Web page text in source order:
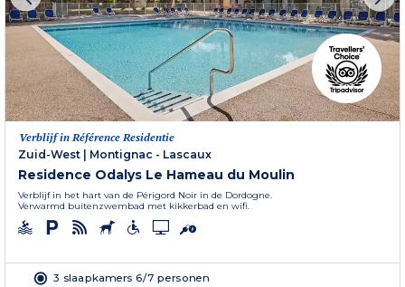
Verblijf in Référence Residentie
Zuid-West | Montignac - Lascaux
Residence Odalys Le Hameau du Moulin
Verblijf in het hart van de Périgord Noir in de Dordogne.
Verwarmd buitenzwembad met kikkerbad en wifi.
3 slaapkamers 6/7 personen